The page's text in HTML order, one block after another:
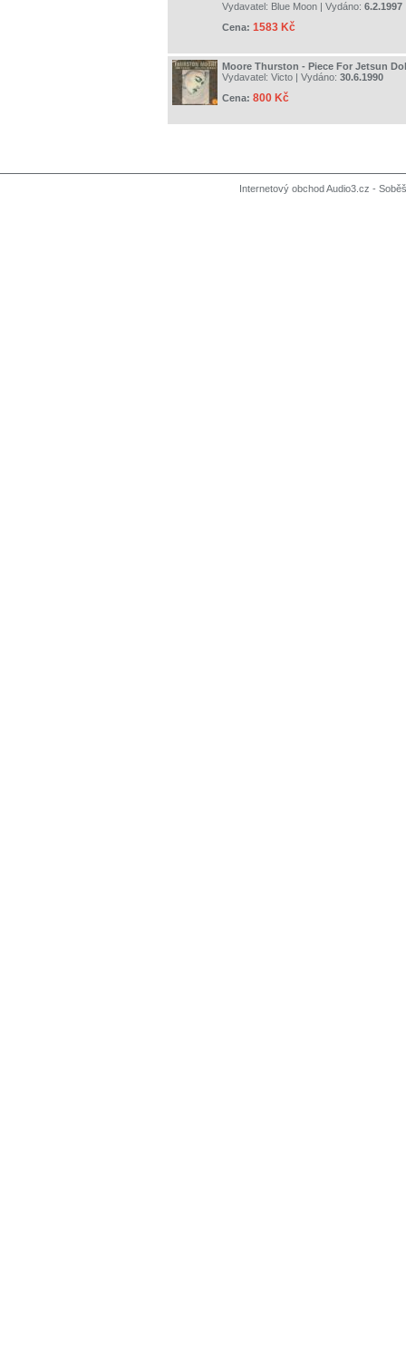
Vydavatel: Blue Moon | Vydáno: 6.2.1997
Cena: 1583 Kč
Moore Thurston - Piece For Jetsun
Vydavatel: Victo | Vydáno: 30.6.1990
Cena: 800 Kč
Internetový obchod Audio3.cz -